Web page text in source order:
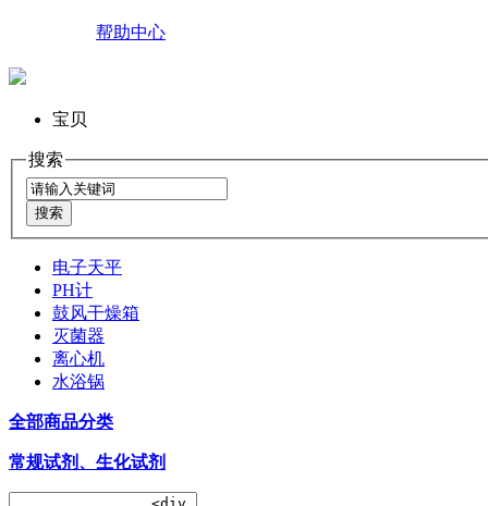
帮助中心
宝贝
搜索
电子天平
PH计
鼓风干燥箱
灭菌器
离心机
水浴锅
全部商品分类
常规试剂、生化试剂